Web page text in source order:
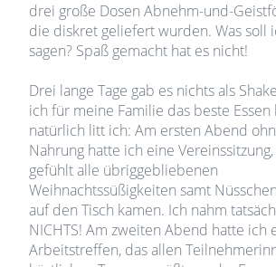
drei große Dosen Abnehm-und-
die diskret geliefert wurden. Was soll
sagen? Spaß gemacht hat es nicht!
Drei lange Tage gab es nichts als
ich für meine Familie das beste
natürlich litt ich: Am ersten Abend
Nahrung hatte ich eine
gefühlt alle übriggebliebenen
Weihnachtssüßigkeiten samt
auf den Tisch kamen. Ich nahm
NICHTS! Am zweiten Abend hatte ich
Arbeitstreffen, das allen